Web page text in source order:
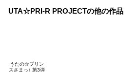
UTA☆PRI-R PROJECTの他の作品
うたの☆プリン
スさまっ♪ 第3弾